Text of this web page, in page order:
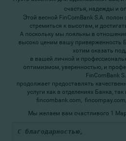
счастья, надежды и
Этой весной FinComBank S.A. полон
стремиться к высотам, и
А поскольку мы лояльны в
высоко ценим вашу приверженность
хотим оказать
в вашей личной и
оптимизмом, уверенностью, и
FinComBank
продолжает предоставлять
услуги как в отделениях Банка,
fincombank.com,
Мы желаем вам счастливого 1
С благодарностью,